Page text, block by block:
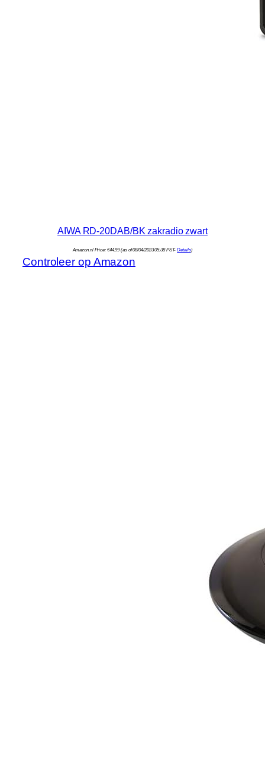
AIWA RD-20DAB/BK zakradio zwart
Amazon.nl Price: €44.99(as of 08/04/2023 05:38 PST-Details)
Controleer op Amazon